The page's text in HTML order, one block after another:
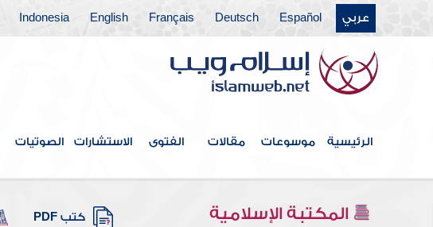
عربي Español
Deutsch
Français
English
Indonesia
الرئيسية موسوعات مقالات الفتوى الاستشارات الصوتيات
المكتبة الإسلامية كتب PDF
سورة نوح
سورة الجن
سورة المزمل
سورة المدثر
سورة القيامة
سورة الإنسان